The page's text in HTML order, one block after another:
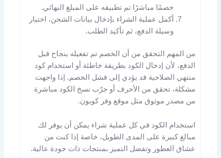
خصمًا مباشرًا تم تطبيقه على المبلغ النهائي.
أكمل عملية الشراء بإدخال بيانات الشحن، اختيار
وسيلة الدفع، ثم تأكيد الطلب.
من المهم التحقق من أن الخصم تم تفعيله بنجاح قبل
الدفع، لأن إدخال الكود بطريقة خاطئة أو استخدام كود
منتهي الصلاحية قد يؤدي إلى فشل الخصم. إذا واجهت
مشكلة، تحقق من الأحرف أو جرّب نسخ الكود مباشرة
من مصدر موثوق مثل موقع وفر كوبون.
استخدام الكود في كل عملية شراء يمكن أن يوفر لك
مبالغ كبيرة على المدى الطويل، خاصة إذا كنت من
عشاق العطور وتفضل التميز بمنتجات ذات جودة عالية.